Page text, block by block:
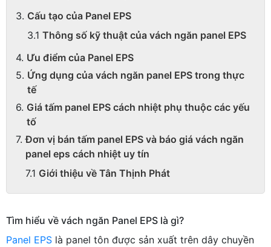
Cấu tạo của Panel EPS
Thông số kỹ thuật của vách ngăn panel EPS
Ưu điểm của Panel EPS
Ứng dụng của vách ngăn panel EPS trong thực
tế
Giá tấm panel EPS cách nhiệt phụ thuộc các yếu
tố
Đơn vị bán tấm panel EPS và báo giá vách ngăn
panel eps cách nhiệt uy tín
Giới thiệu về Tân Thịnh Phát
Tìm hiểu về vách ngăn Panel EPS là gì?
Panel EPS là panel tôn được sản xuất trên dây chuyền